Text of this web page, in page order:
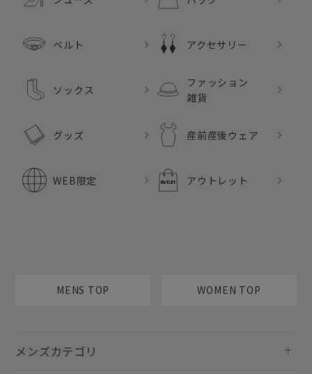
ベルト アクセサリー
ソックス
ファッション
雑貨
グッズ 産前産後ウェア
WEB限定 アウトレット
MENS TOP WOMEN TOP
メンズカテゴリ